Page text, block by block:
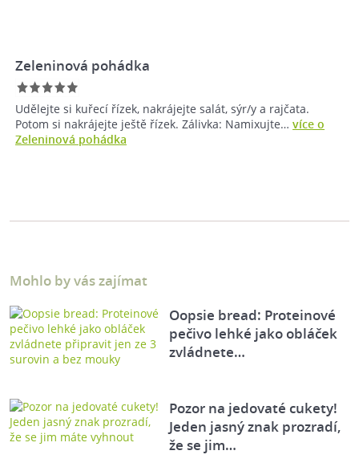
Zeleninová pohádka
Udělejte si kuřecí řízek, nakrájejte salát, sýr/y a rajčata.
Potom si nakrájejte ještě řízek. Zálivka: Namixujte… více o
Zeleninová pohádka
Mohlo by vás zajímat
Oopsie bread: Proteinové
pečivo lehké jako obláček
zvládnete…
Pozor na jedovaté cukety!
Jeden jasný znak prozradí,
že se jim…